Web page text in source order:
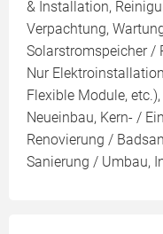
& Installation,
Verpachtung,
Solarstromspeicher /
Nur
Flexible Module,
Neueinbau, Kern- /
Renovierung /
Sanierung / Umbau,